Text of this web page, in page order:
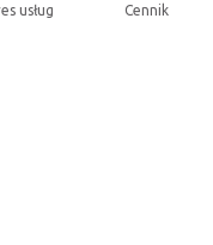
usług Cennik